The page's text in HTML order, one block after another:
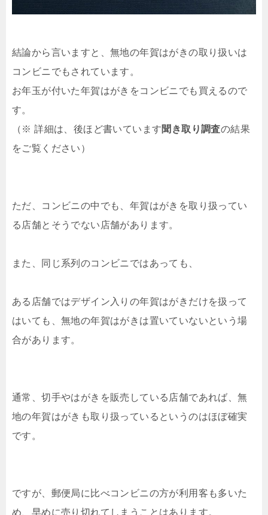
結論から言いますと、無地の年賀はがきの取り扱いは
コンビニでもされています。
お年玉が付いた年賀はがきをコンビニでも買えるので
す。
（※ 詳細は、後ほど書いています聞き取り調査の結果
をご覧ください）
ただ、コンビニの中でも、年賀はがきを取り扱ってい
る店舗とそうでない店舗があります。
また、同じ系列のコンビニではあっても、
ある店舗ではデザイン入りの年賀はがきだけを扱って
はいても、無地の年賀はがきは置いていないという場
合があります。
通常、切手やはがきを販売している店舗であれば、無
地の年賀はがきも取り扱っているというのはほぼ確実
です。
ですが、郵便局に比べコンビニの方が利用客も多いた
め、早めに売り切れてしまうことはあります。